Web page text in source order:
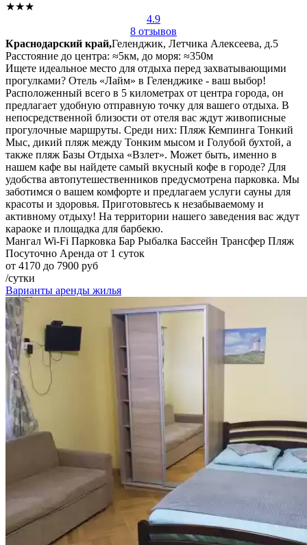
★★★
4.9
8 отзывов
Краснодарский край,Геленджик, Летчика Алексеева, д.5
Расстояние до центра: ≈5км, до моря: ≈350м
Ищете идеальное место для отдыха перед захватывающими
прогулками? Отель «Лайм» в Геленджике - ваш выбор!
Расположенный всего в 5 километрах от центра города, он
предлагает удобную отправную точку для вашего отдыха. В
непосредственной близости от отеля вас ждут живописные
прогулочные маршруты. Среди них: Пляж Кемпинга Тонкий
Мыс, дикий пляж между Тонким мысом и Голубой бухтой, а
также пляж Базы Отдыха «Взлет». Может быть, именно в
нашем кафе вы найдете самый вкусный кофе в городе? Для
удобства автопутешественников предусмотрена парковка. Мы
заботимся о вашем комфорте и предлагаем услуги сауны для
красоты и здоровья. Приготовьтесь к незабываемому и
активному отдыху! На территории нашего заведения вас ждут
караоке и площадка для барбекю.
Мангал Wi-Fi Парковка Бар Рыбалка Бассейн Трансфер Пляж
Посуточно Аренда от 1 суток
от 4170 до 7900 руб
/сутки
Варианты аренды жилья